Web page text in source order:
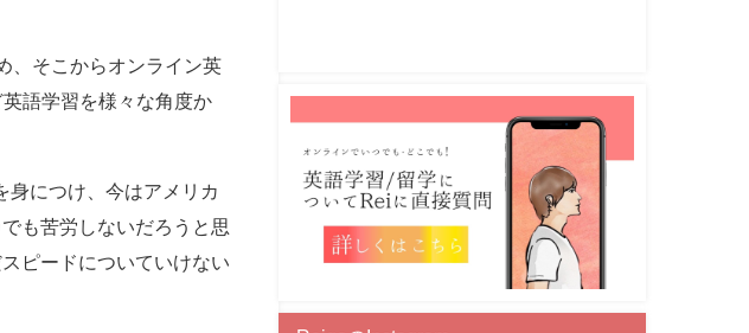
、そこからオンライン英
語学習を様々な角度か
身につけ、今はアメリカ
も苦労しないだろうと思
ピードについていけない